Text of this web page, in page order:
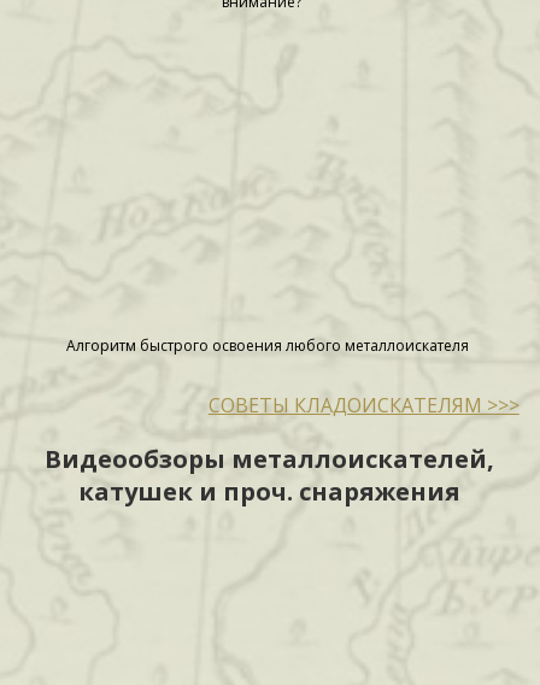
Алгоритм быстрого освоения любого металлоискателя
СОВЕТЫ КЛАДОИСКАТЕЛЯМ >>>
Видеообзоры металлоискателей,
катушек и проч. снаряжения